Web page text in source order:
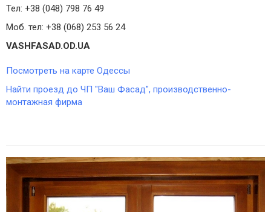
Тел: +38 (048) 798 76 49
Моб. тел: +38 (068) 253 56 24
VASHFASAD.OD.UA
Посмотреть на карте Одессы
Найти проезд до ЧП "Ваш Фасад", производственно-
монтажная фирма